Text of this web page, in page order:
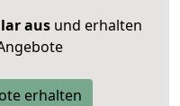
ausund erhalten
erhalten